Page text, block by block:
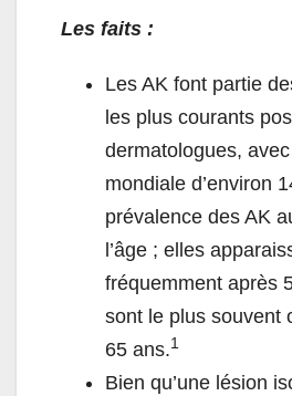
Les faits :
Les AK font partie
les plus courants
dermatologues,
mondiale d’environ
prévalence des AK
l’âge ; elles
fréquemment après
sont le plus souvent
65 ans.1
Bien qu’une lésion